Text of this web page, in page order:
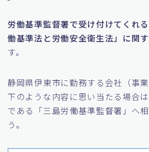
労働基準監督署で受け付けてくれ
働基準法と労働安全衛生法」に関
す。
静岡県伊東市に勤務する会社（事
下のような内容に思い当たる場合
である「三島労働基準監督署」へ
う。